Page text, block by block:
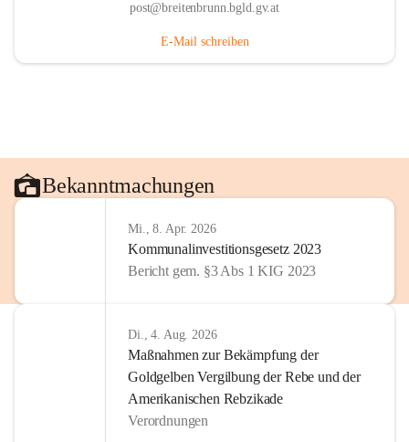
post@breitenbrunn.bgld.gv.at
E-Mail schreiben
Bekanntmachungen
Mi., 8. Apr. 2026
Kommunalinvestitionsgesetz 2023
Bericht gem. §3 Abs 1 KIG 2023
Di., 4. Aug. 2026
Maßnahmen zur Bekämpfung der
Goldgelben Vergilbung der Rebe und der
Amerikanischen Rebzikade
Verordnungen